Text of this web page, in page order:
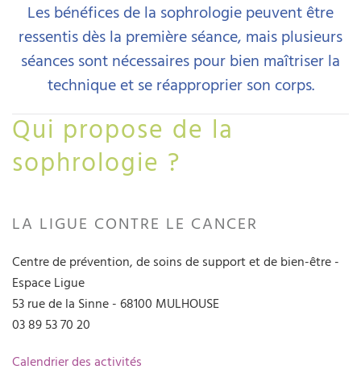
Les bénéfices de la sophrologie peuvent être
ressentis dès la première séance, mais plusieurs
séances sont nécessaires pour bien maîtriser la
technique et se réapproprier son corps.
Qui propose de la
sophrologie ?
LA LIGUE CONTRE LE CANCER
Centre de prévention, de soins de support et de bien-être -
Espace Ligue
53 rue de la Sinne - 68100 MULHOUSE
03 89 53 70 20
Calendrier des activités